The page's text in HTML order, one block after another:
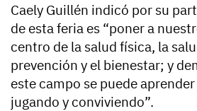
Caely Guillén indicó por su
de esta feria es “poner a
centro de la salud física, la
prevención y el bienestar; y
este campo se puede
jugando y conviviendo”.